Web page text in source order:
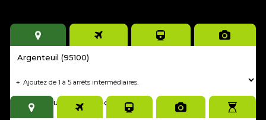
Ajoutez de 1 à 5 arrêts intermédiaires.
+